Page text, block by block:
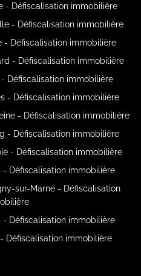
- Défiscalisation immobilière
- Défiscalisation immobilière
- Défiscalisation immobilière
- Défiscalisation immobilière
Défiscalisation immobilière
- Défiscalisation immobilière
- Défiscalisation immobilière
- Défiscalisation immobilière
- Défiscalisation immobilière
- Défiscalisation immobilière
sur-Marne - Défiscalisation
- Défiscalisation immobilière
Défiscalisation immobilière